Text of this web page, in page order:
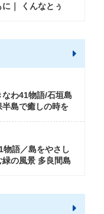
｜ くんなとぅ
わ41物語/石垣島
半島で癒しの時を
物語／島をやさし
緑の風景 多良間島